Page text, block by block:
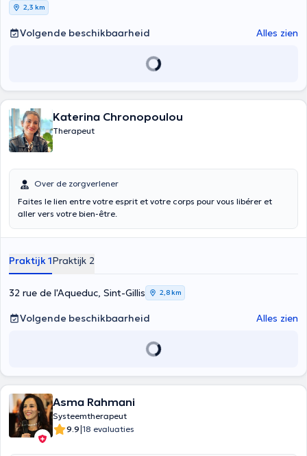
2,3 km
Volgende beschikbaarheid Alles zien
Katerina Chronopoulou
Therapeut
Over de zorgverlener
Faites le lien entre votre esprit et votre corps pour vous libérer et
aller vers votre bien-être.
Praktijk 1Praktijk 2
32 rue de l'Aqueduc, Sint-Gillis 2,8 km
Volgende beschikbaarheid Alles zien
Asma Rahmani
Systeemtherapeut
9.9|18 evaluaties